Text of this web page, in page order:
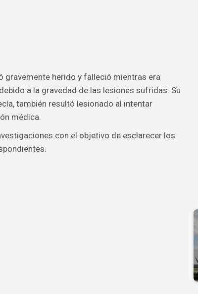
gravemente herido y falleció mientras era
a la gravedad de las lesiones sufridas. Su
también resultó lesionado al intentar
médica.
con el objetivo de esclarecer los